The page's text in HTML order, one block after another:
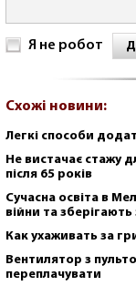
Я не робот
Схожі новини:
Легкі способи
Не вистачає стажу
після 65 років
Сучасна освіта в
війни та
Как ухаживать за
Вентилятор з
переплачувати